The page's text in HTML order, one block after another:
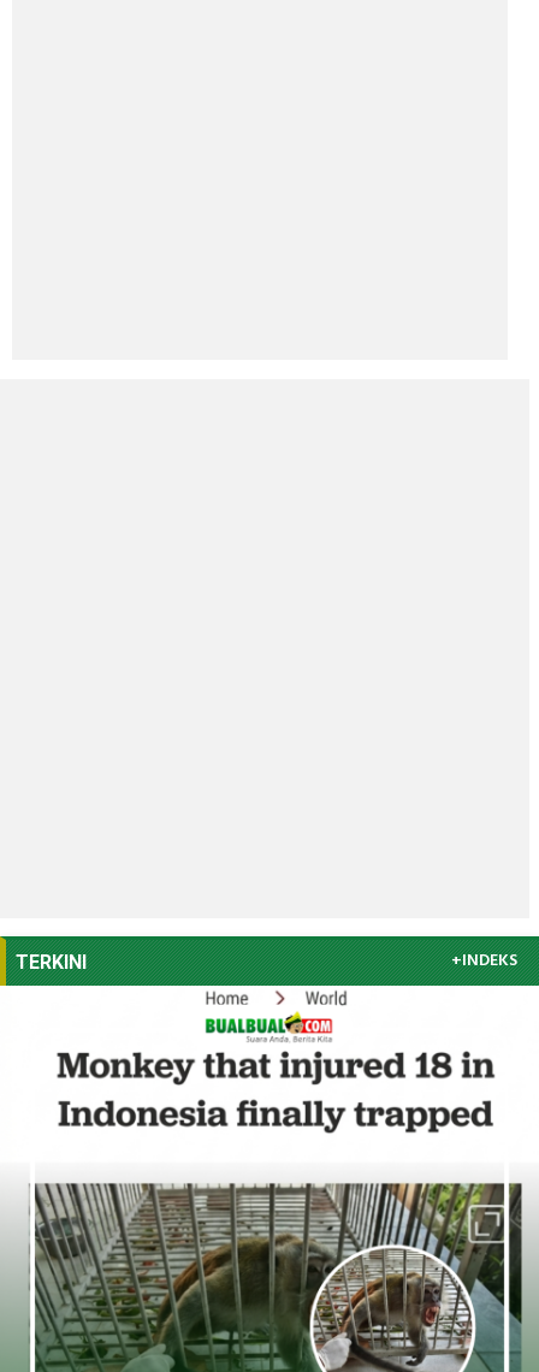
TERKINI +INDEKS